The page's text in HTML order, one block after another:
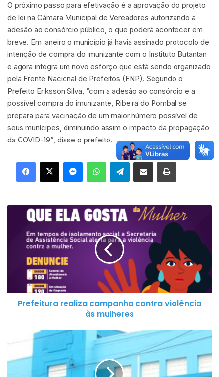
O próximo passo para efetivação é a aprovação do projeto
de lei na Câmara Municipal de Vereadores autorizando a
adesão ao consórcio público, o que poderá acontecer em
breve. Em janeiro o município já havia assinado protocolo de
intenção de compra do imunizante com o Instituto Butantan
e agora integra um novo esforço que está sendo organizado
pela Frente Nacional de Prefeitos (FNP). Segundo o
Prefeito Eriksson Silva, “com a adesão ao consórcio e a
possível compra do imunizante, Ribeira do Pombal se
prepara para vacinação de um maior número possível de
seus munícipes, diminuindo assim o impacto da propagação
da COVID-19”, disse o prefeito.
X WhatsApp Telegram Compartilhar via e-mail Imprimir
u
l
Prefeitura realiza campanha contra violência
às mulheres
m